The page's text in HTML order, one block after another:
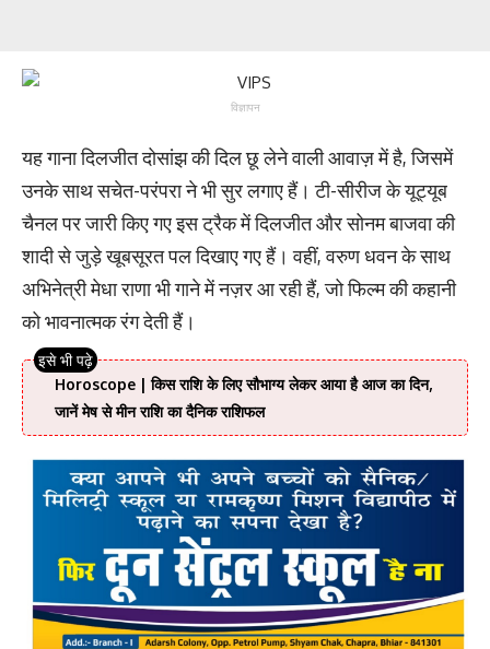
विज्ञापन
यह गाना दिलजीत दोसांझ की दिल छू लेने वाली आवाज़ में है, जिसमें
उनके साथ सचेत-परंपरा ने भी सुर लगाए हैं। टी-सीरीज के यूट्यूब
चैनल पर जारी किए गए इस ट्रैक में दिलजीत और सोनम बाजवा की
शादी से जुड़े खूबसूरत पल दिखाए गए हैं। वहीं, वरुण धवन के साथ
अभिनेत्री मेधा राणा भी गाने में नज़र आ रही हैं, जो फिल्म की कहानी
को भावनात्मक रंग देती हैं।
Horoscope | किस राशि के लिए सौभाग्य लेकर आया है आज का दिन,
जानें मेष से मीन राशि का दैनिक राशिफल